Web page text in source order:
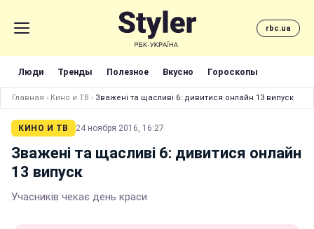
rbc.ua
Люди Тренды Полезное Вкусно Гороскопы
Главная › Кино и ТВ › Зважені та щасливі 6: дивитися онлайн 13 випуск
КИНО И ТВ 24 ноября 2016, 16:27
Зважені та щасливі 6: дивитися онлайн
13 випуск
Учасників чекає день краси